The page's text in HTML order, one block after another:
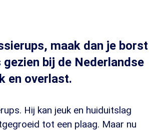
maak dan je borst
bij de Nederlandse
en overlast.
Hij kan jeuk en huiduitslag
tot een plaag. Maar nu